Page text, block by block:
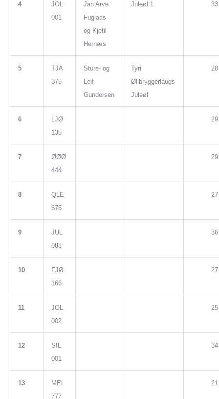
4
JOL
001
Jan Arve
Fuglaas
og Kjetil
Hernæs
Juleøl 1 33
5
TJA
375
Sture- og
Leif
Gundersen
Tyri
Øllbryggerlaugs
Juleøl
28
6
LJØ
135
29
7
ØØØ
444
29
8
QLE
675
27
9
JUL
088
36
10
FJØ
166
27
11
JOL
002
25
12
SIL
001
34
13
MEL
777
21